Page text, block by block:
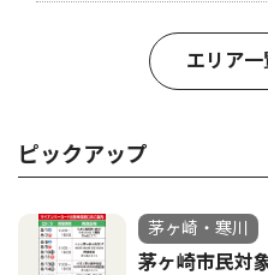
エリア一
ピックアップ
茅ヶ崎・寒川
茅ヶ崎市民対